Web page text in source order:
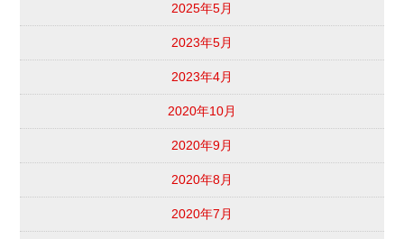
2025年5月
2023年5月
2023年4月
2020年10月
2020年9月
2020年8月
2020年7月